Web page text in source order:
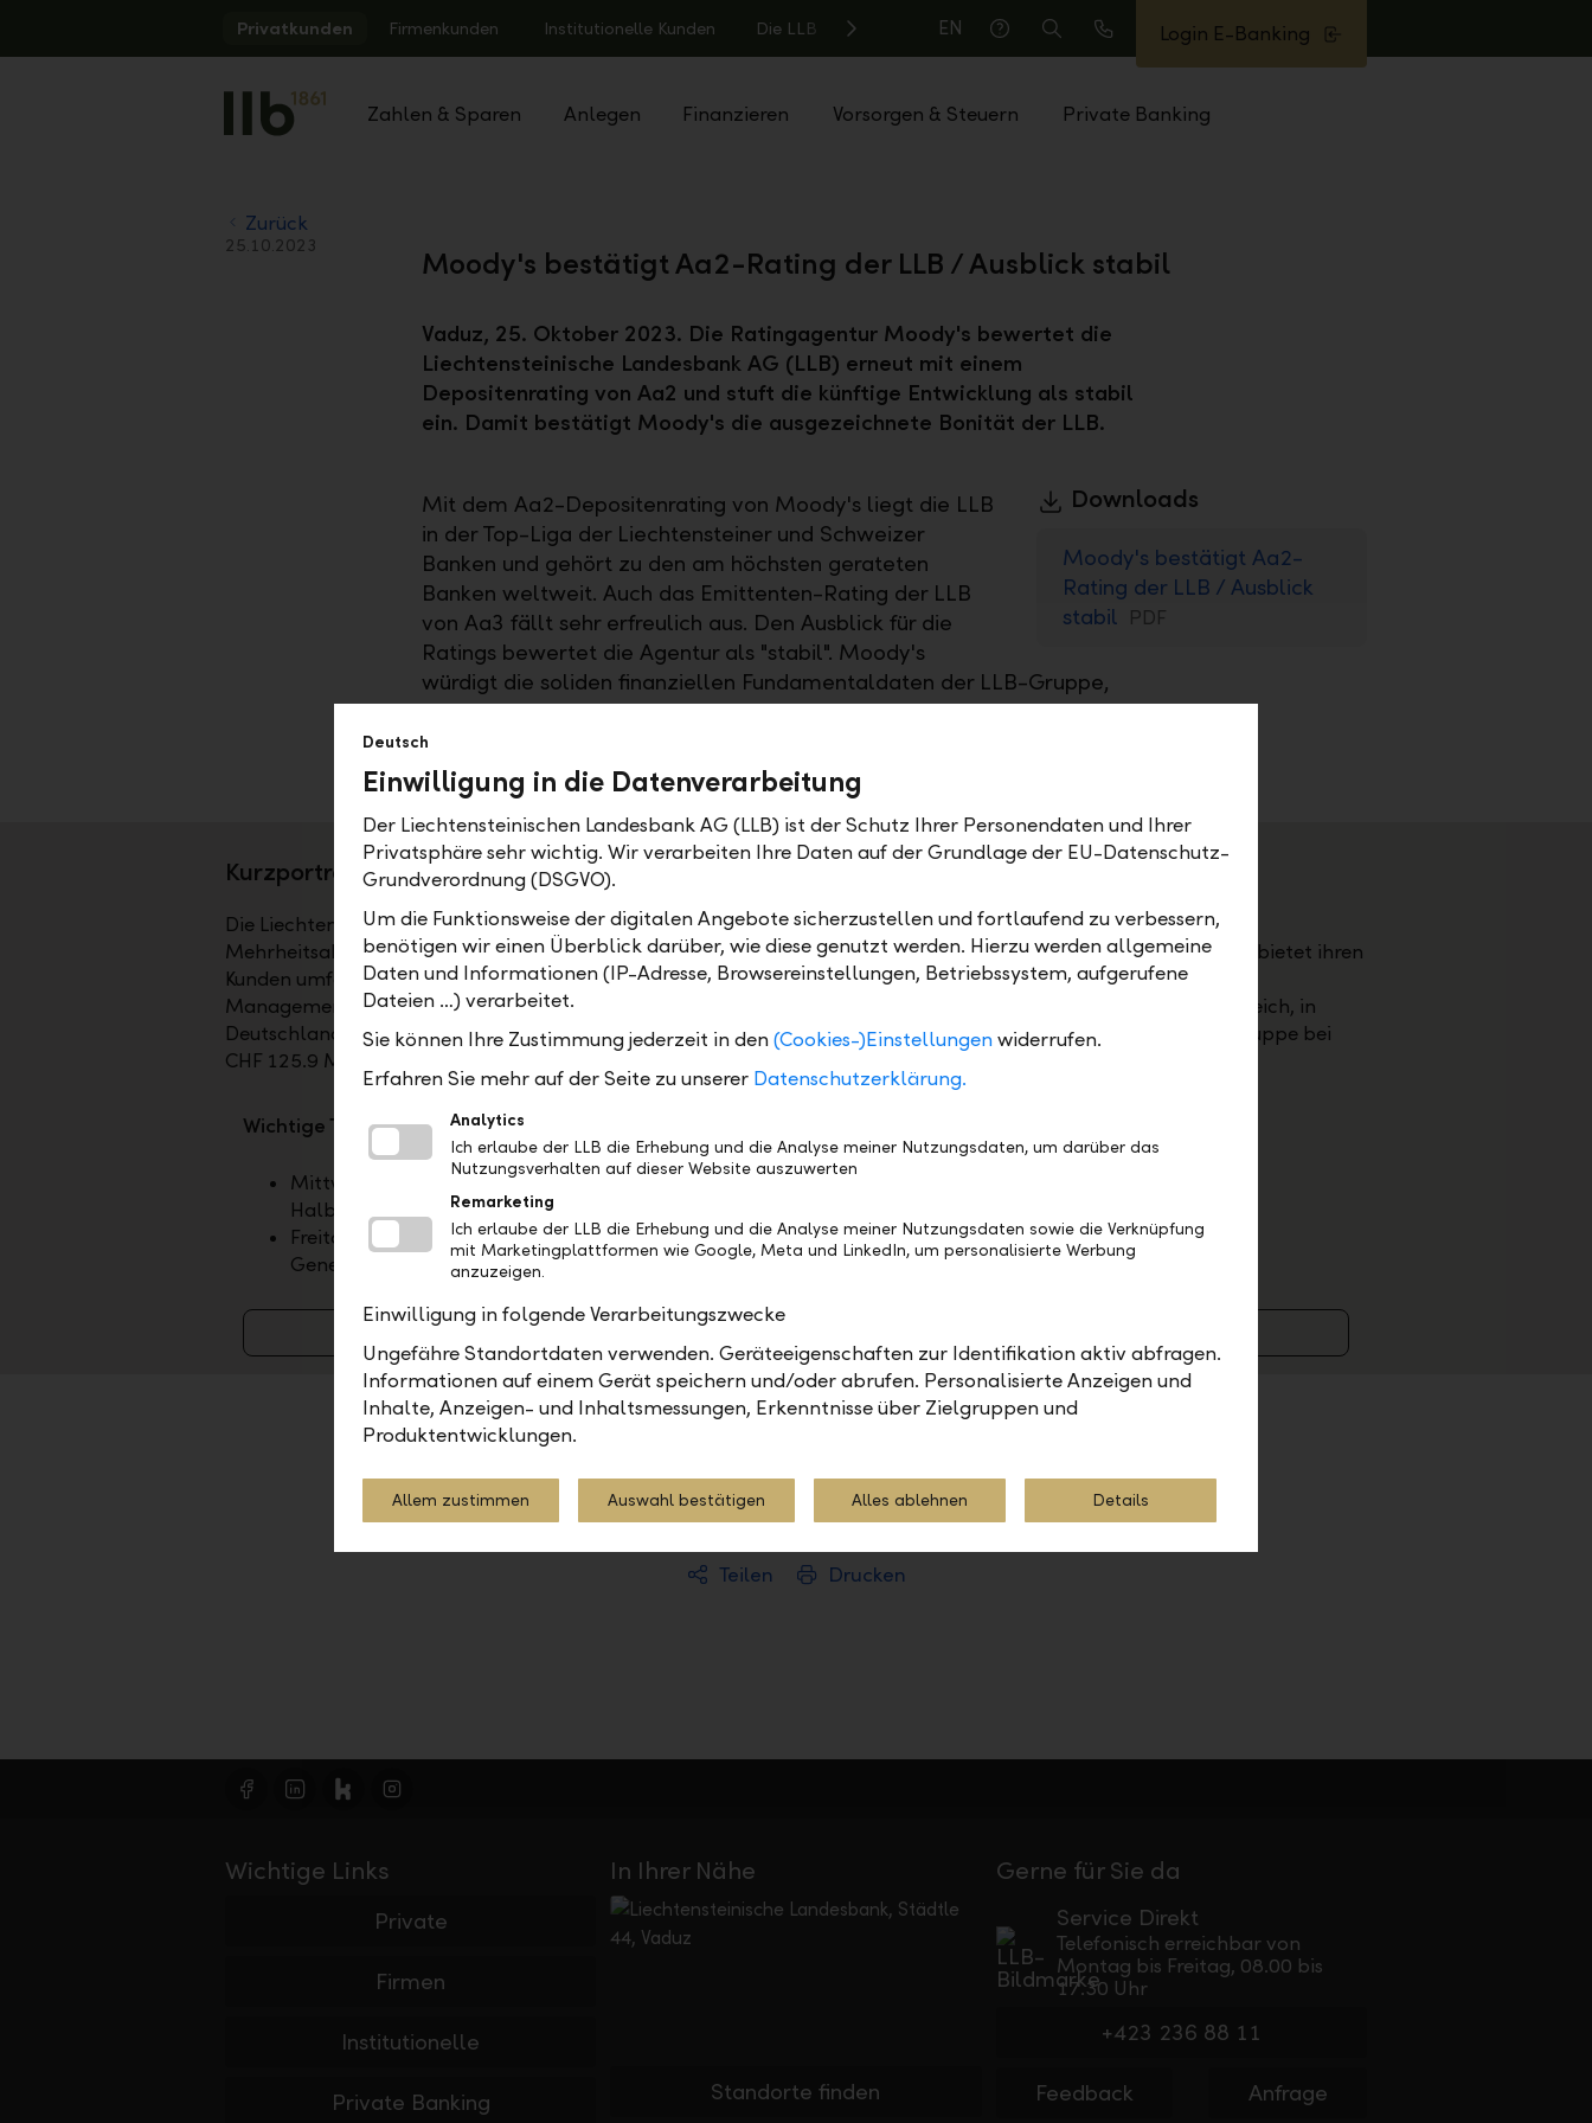
Privatkunden Firmenkunden Institutionelle Kunden Die LLB
EN
Hilfe
Suche
Anrufen
Login E-Banking
Zahlen & Sparen Anlegen Finanzieren Vorsorgen & Steuern Private Banking
Zurück
25.10.2023 Moody's bestätigt Aa2-Rating der LLB / Ausblick stabil
Vaduz, 25. Oktober 2023. Die Ratingagentur Moody's bewertet die
Liechtensteinische Landesbank AG (LLB) erneut mit einem
Depositenrating von Aa2 und stuft die künftige Entwicklung als stabil
ein. Damit bestätigt Moody's die ausgezeichnete Bonität der LLB.
Downloads
Moody's bestätigt Aa2-
Rating der LLB / Ausblick
stabil
PDF
Mit dem Aa2-Depositenrating von Moody's liegt die LLB
in der Top-Liga der Liechtensteiner und Schweizer
Banken und gehört zu den am höchsten gerateten
Banken weltweit. Auch das Emittenten-Rating der LLB
von Aa3 fällt sehr erfreulich aus. Den Ausblick für die
Ratings bewertet die Agentur als "stabil". Moody's
würdigt die soliden finanziellen Fundamentaldaten der LLB-Gruppe,
insbesondere die starke Kapitalausstattung sowie die gute Liquiditäts-
und Refinanzierungssituation.
Kurzporträt
Die Liechtensteinische Landesbank AG (LLB) ist das traditionsreichste Finanzinstitut im Fürstentum Liechtenstein.
Mehrheitsaktionär ist das Land Liechtenstein. Die Aktien sind an der SIX kotiert (Symbol: LLBN). Die LLB-Gruppe bietet ihren
Kunden umfassende Dienstleistungen im Wealth Management an: als Universalbank, im Private Banking, Asset
Management sowie bei Fund Services. Mit 1'523 Mitarbeitenden ist sie in Liechtenstein, in der Schweiz, in Österreich, in
Deutschland, in Dubai und in Abu Dhabi präsent. Per 31. Dezember 2025 lag das Geschäftsvolumen der LLB-Gruppe bei
CHF 125.9 Mia.
Wichtige Termine
Mittwoch, 19. August 2026, Veröffentlichung
Halbjahresergebnis 2026
Freitag, 23. April 2027, 35. ordentliche
Generalversammlung
Weitere Termine anzeigen
Liechtensteinische Landesbank AG
Group Corporate Communications
Telefon +423 236 87 14
2023 Medienmitteilung
Teilen Drucken
Gerne für Sie da
Service Direkt
Telefonisch erreichbar von
Montag bis Freitag, 08.00 bis
17.30 Uhr
+423 236 88 11
Feedback Anfrage
In Ihrer Nähe
Standorte finden
Wichtige Links
Private
Firmen
Institutionelle
Private Banking
Deutsch
Einwilligung in die Datenverarbeitung
Der Liechtensteinischen Landesbank AG (LLB) ist der Schutz Ihrer Personendaten und Ihrer
Privatsphäre sehr wichtig. Wir verarbeiten Ihre Daten auf der Grundlage der EU-Datenschutz-
Grundverordnung (DSGVO).
Um die Funktionsweise der digitalen Angebote sicherzustellen und fortlaufend zu verbessern,
benötigen wir einen Überblick darüber, wie diese genutzt werden. Hierzu werden allgemeine
Daten und Informationen (IP-Adresse, Browsereinstellungen, Betriebssystem, aufgerufene
Dateien …) verarbeitet.
Sie können Ihre Zustimmung jederzeit in den(Cookies-)Einstellungenwiderrufen.
Erfahren Sie mehr auf der Seite zu unserer Datenschutzerklärung.
Analytics
Ich erlaube der LLB die Erhebung und die Analyse meiner Nutzungsdaten, um darüber das
Nutzungsverhalten auf dieser Website auszuwerten
Remarketing
Ich erlaube der LLB die Erhebung und die Analyse meiner Nutzungsdaten sowie die Verknüpfung
mit Marketingplattformen wie Google, Meta und LinkedIn, um personalisierte Werbung
anzuzeigen.
Einwilligung in folgende Verarbeitungszwecke
Ungefähre Standortdaten verwenden. Geräteeigenschaften zur Identifikation aktiv abfragen.
Informationen auf einem Gerät speichern und/oder abrufen. Personalisierte Anzeigen und
Inhalte, Anzeigen- und Inhaltsmessungen, Erkenntnisse über Zielgruppen und
Produktentwicklungen.
Allem zustimmen Auswahl bestätigen Alles ablehnen Details